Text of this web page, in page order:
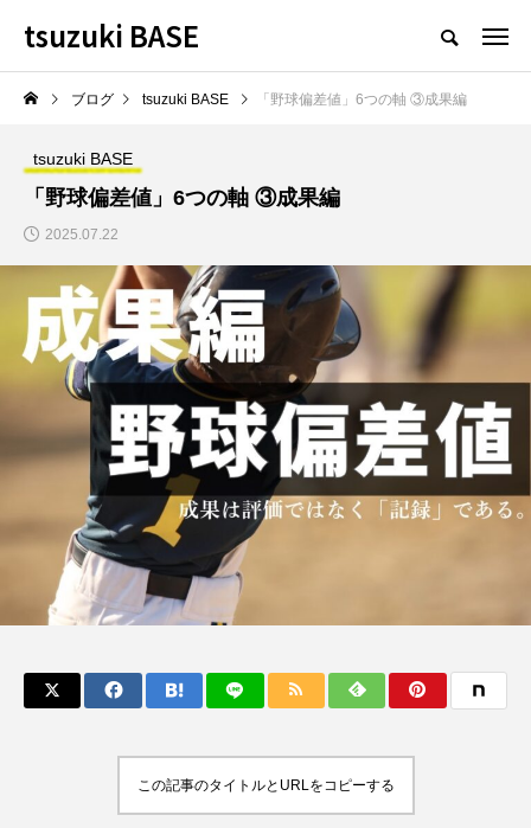
tsuzuki BASE
ブログ tsuzuki BASE 「野球偏差値」6つの軸 ③成果編
tsuzuki BASE
「野球偏差値」6つの軸 ③成果編
2025.07.22
この記事のタイトルとURLをコピーする